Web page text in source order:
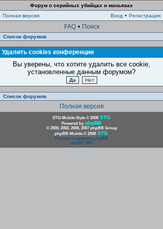
Форум о серийных убийцах и маньяках
Полная версия
Вход • Регистрация
FAQ • Поиск
Список форумов
Удалить cookies конференции
Вы уверены, что хотите удалить все cookie,
установленные данным форумом?
Список форумов
Полная версия
STG-Mobile Style © 2008 STG
Powered by phpBB
© 2000, 2002, 2005, 2007 phpBB Group
phpBB-Mobile © 2008 STG
Русская поддержка phpBB
phpBB SEO